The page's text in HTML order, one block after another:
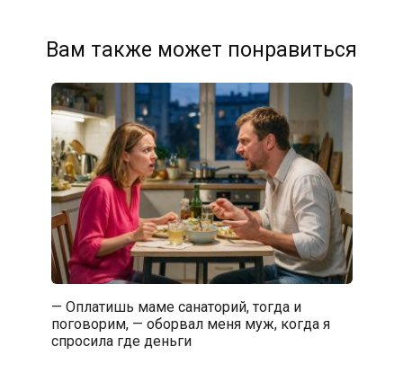
Вам также может понравиться
— Оплатишь маме санаторий, тогда и
поговорим, — оборвал меня муж, когда я
спросила где деньги